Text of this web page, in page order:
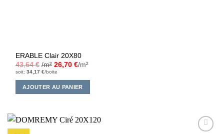
ERABLE Clair 20X80
43,64€ /m² 26,70€/m²
soit:34,17€/boite
AJOUTER AU PANIER